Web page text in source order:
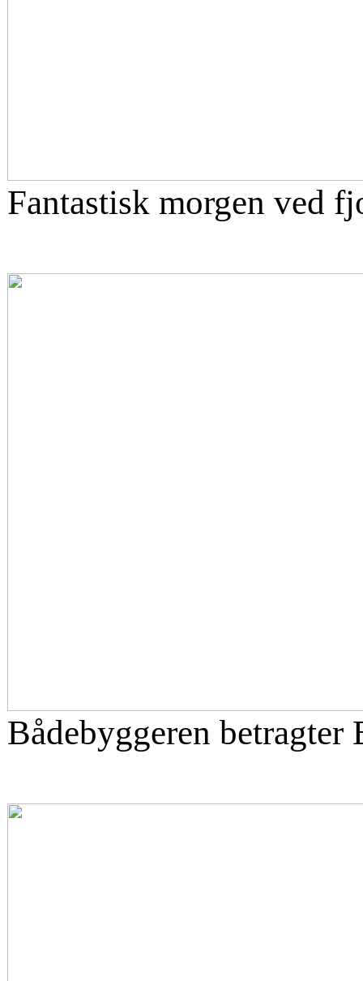
Fantastisk morgen ved
Bådebyggeren betragter